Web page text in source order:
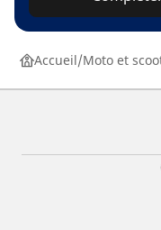
Accueil Moto et